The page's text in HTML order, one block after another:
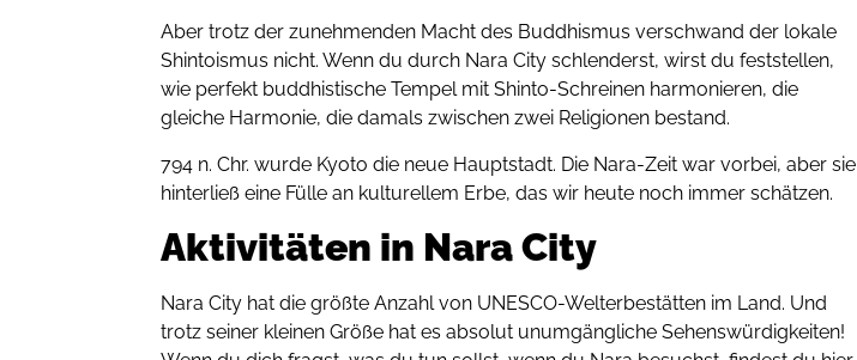
Aber trotz der zunehmenden Macht des Buddhismus verschwand der lokale
Shintoismus nicht. Wenn du durch Nara City schlenderst, wirst du feststellen,
wie perfekt buddhistische Tempel mit Shinto-Schreinen harmonieren, die
gleiche Harmonie, die damals zwischen zwei Religionen bestand.
794 n. Chr. wurde Kyoto die neue Hauptstadt. Die Nara-Zeit war vorbei, aber sie
hinterließ eine Fülle an kulturellem Erbe, das wir heute noch immer schätzen.
Aktivitäten in Nara City
Nara City hat die größte Anzahl von UNESCO-Welterbestätten im Land. Und
trotz seiner kleinen Größe hat es absolut unumgängliche Sehenswürdigkeiten!